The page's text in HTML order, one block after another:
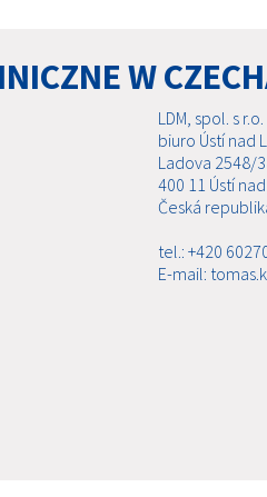
W
LDM, spol. s r.o.
biuro Ústí nad
Ladova 2548/
400 11 Ústí
Česká
tel.: +420
E-mail: